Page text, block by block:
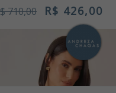
HORTÊNSIA
710,00 R$ 426,00